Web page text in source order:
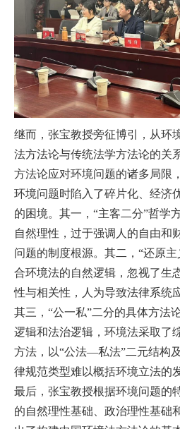
继而，张宝教授旁征博引，从环
法方法论与传统法学方法论的关
方法论应对环境问题的诸多局限
环境问题时陷入了碎片化、经济
的困境。其一，“主客二分”哲学
自然理性，过于强调人的自由和
问题的制度根源。其二，“还原
合环境法的自然逻辑，忽视了生
性与相关性，人为导致法律系统
其三，“公一私”二分的具体方法
逻辑和法治逻辑，环境法采取了
方法，以“公法—私法”二元结构
律规范类型难以概括环境立法的
最后，张宝教授根据环境问题的
的自然理性基础、政治理性基础